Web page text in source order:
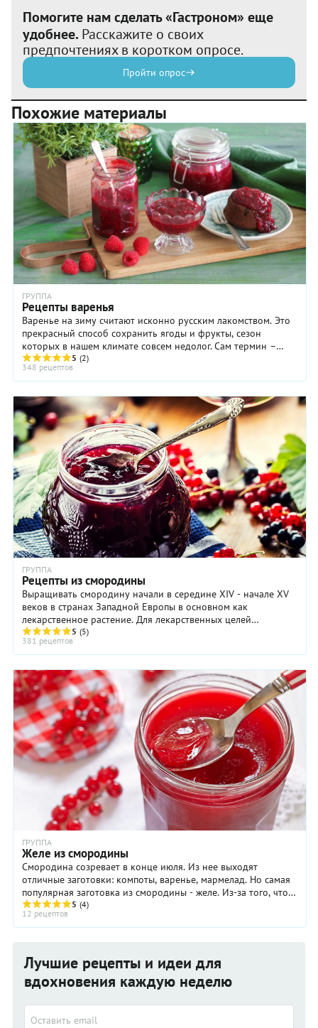
Помогите нам сделать «Гастроном» еще
удобнее. Расскажите о своих
предпочтениях в коротком опросе.
Пройти опрос
Похожие материалы
ГРУППА
Рецепты варенья
Варенье на зиму считают исконно русским лакомством. Это
прекрасный способ сохранить ягоды и фрукты, сезон
которых в нашем климате совсем недолог. Сам термин –
варенье – подсказывает, как это сделать. ...
5 (2)
348 рецептов
ГРУППА
Рецепты из смородины
Выращивать смородину начали в середине XIV - начале XV
веков в странах Западной Европы в основном как
лекарственное растение. Для лекарственных целей
использовали почки, листья и ягоды смородины. ...
5 (5)
381 рецептов
ГРУППА
Желе из смородины
Смородина созревает в конце июля. Из нее выходят
отличные заготовки: компоты, варенье, мармелад. Но самая
популярная заготовка из смородины - желе. Из-за того, что в
черной, и особенно в красной ...
5 (4)
12 рецептов
Лучшие рецепты и идеи для
вдохновения каждую неделю